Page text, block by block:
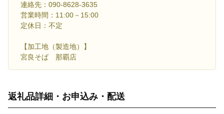
連絡先：090-8628-3635
営業時間：11:00－15:00
定休日：不定
【加工地（製造地）】
宮良そば 那覇店
返礼品詳細・お申込み・配送